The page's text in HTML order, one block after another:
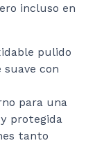
incluso en
pulido
suave con
para una
protegida
tanto